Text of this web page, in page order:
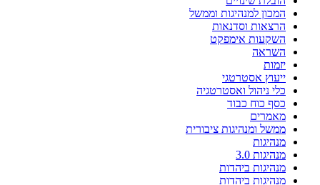
המכון למנהיגות וממשל
הרצאות וסדנאות
השקעות אימפקט
השראה
יזמות
ייעוץ אסטרטגי
כלי ניהול ואסטרטגיה
כסף כוח כבוד
מאמרים
ממשל ומנהיגות ציבורית
מנהיגות
מנהיגות 3.0
מנהיגות ביהדות
מנהיגות ביהדות